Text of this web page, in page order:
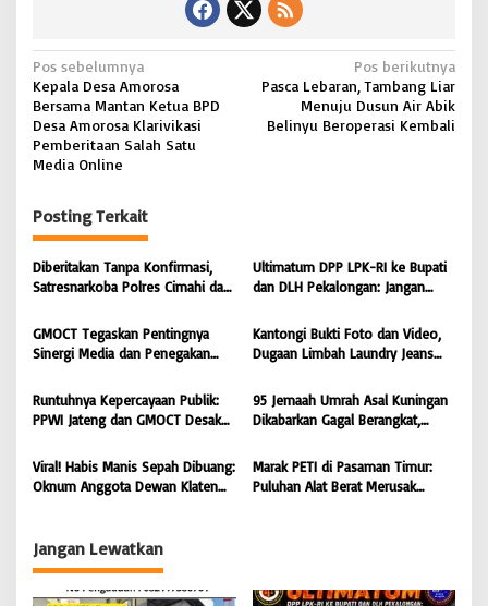
N
a
v
i
a
s
i
o
Pos sebelumnya
Kepala Desa Amorosa
Bersama Mantan Ketua BPD
Desa Amorosa Klarivikasi
Pemberitaan Salah Satu
Media Online
Pos berikutnya
Pasca Lebaran, Tambang Liar
Menuju Dusun Air Abik
Belinyu Beroperasi Kembali
Posting Terkait
Diberitakan Tanpa Konfirmasi,
Satresnarkoba Polres Cimahi dan
Sepihak
Ultimatum DPP LPK-RI ke Bupati
dan DLH Pekalongan: Jangan
Limbah Laundry, Siap Tempuh
Jalur Hukum Sampai Tingkat
Pusat
GMOCT Tegaskan Pentingnya
Sinergi Media dan Penegakan
Kabupaten Limapuluh Kota
Kantongi Bukti Foto dan Video,
Dugaan Limbah Laundry Jeans
RI dan GMOCT Desak KLH, Polri
Hingga Kejaksaan Bertindak
Runtuhnya Kepercayaan Publik:
PPWI Jateng dan GMOCT Desak
Diperas” Bupati Pemalang Serta
Oknum KPK
95 Jemaah Umrah Asal Kuningan
Dikabarkan Gagal Berangkat,
Komitmen Layanan Sesuai Aturan
Viral! Habis Manis Sepah Dibuang:
Oknum Anggota Dewan Klaten
keterangan
Marak PETI di Pasaman Timur:
Puluhan Alat Berat Merusak
Jangan Lewatkan